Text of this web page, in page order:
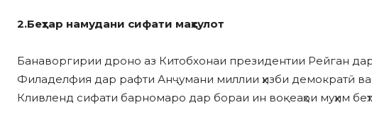
2.Беҳтар намудани сифати маҳсулот
Банаворгирии дроно аз Китобхонаи президентии Рейган дар
Филаделфия дар рафти Анҷумани миллии ҳизби демократӣ ва
Кливленд сифати барномаро дар бораи ин воқеаҳои муҳим